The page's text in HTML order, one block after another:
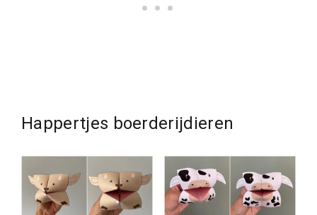
Happertjes boerderijdieren